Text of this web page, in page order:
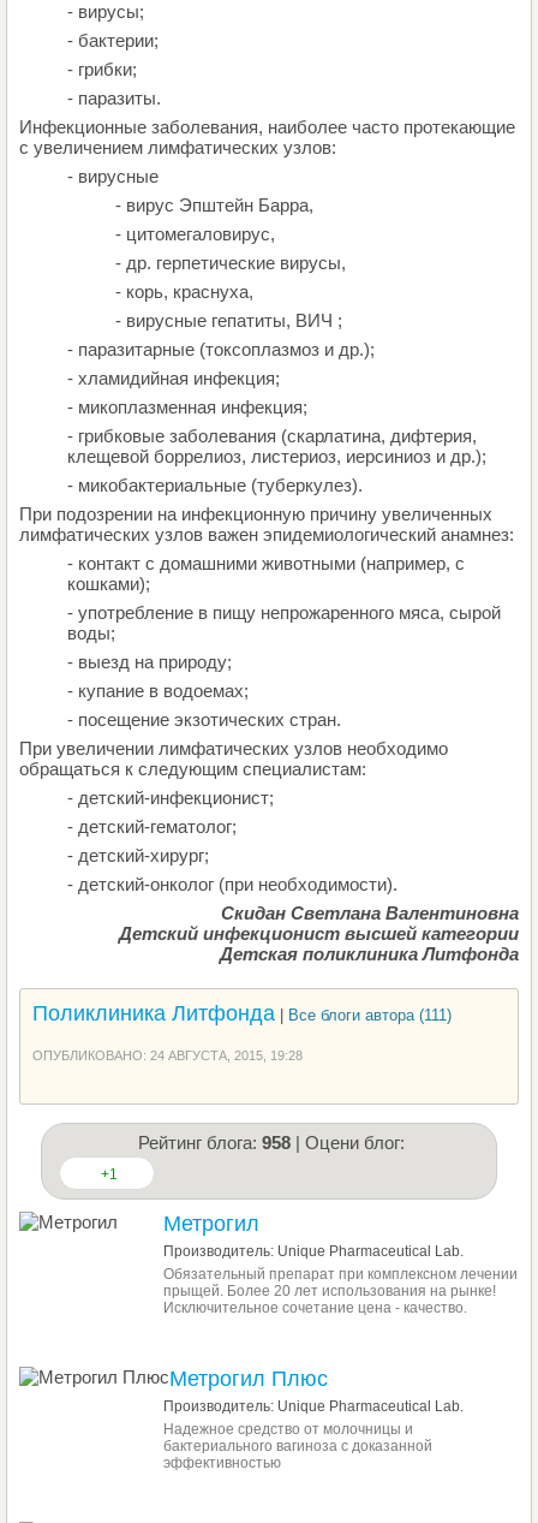
- вирусы;
- бактерии;
- грибки;
- паразиты.
Инфекционные заболевания, наиболее часто протекающие
с увеличением лимфатических узлов:
- вирусные
- вирус Эпштейн Барра,
- цитомегаловирус,
- др. герпетические вирусы,
- корь, краснуха,
- вирусные гепатиты, ВИЧ ;
- паразитарные (токсоплазмоз и др.);
- хламидийная инфекция;
- микоплазменная инфекция;
- грибковые заболевания (скарлатина, дифтерия,
клещевой боррелиоз, листериоз, иерсиниоз и др.);
- микобактериальные (туберкулез).
При подозрении на инфекционную причину увеличенных
лимфатических узлов важен эпидемиологический анамнез:
- контакт с домашними животными (например, с
кошками);
- употребление в пищу непрожаренного мяса, сырой
воды;
- выезд на природу;
- купание в водоемах;
- посещение экзотических стран.
При увеличении лимфатических узлов необходимо
обращаться к следующим специалистам:
- детский-инфекционист;
- детский-гематолог;
- детский-хирург;
- детский-онколог (при необходимости).
Скидан Светлана Валентиновна
Детский инфекционист высшей категории
Детская поликлиника Литфонда
Поликлиника Литфонда Все блоги автора (111)
ОПУБЛИКОВАНО: 24 АВГУСТА, 2015, 19:28
Рейтинг блога: 958 | Оцени блог:
+1
Метрогил
Производитель: Unique Pharmaceutical Lab.
Обязательный препарат при комплексном лечении
прыщей. Более 20 лет использования на рынке!
Исключительное сочетание цена - качество.
Метрогил Плюс
Производитель: Unique Pharmaceutical Lab.
Надежное средство от молочницы и
бактериального вагиноза с доказанной
эффективностью